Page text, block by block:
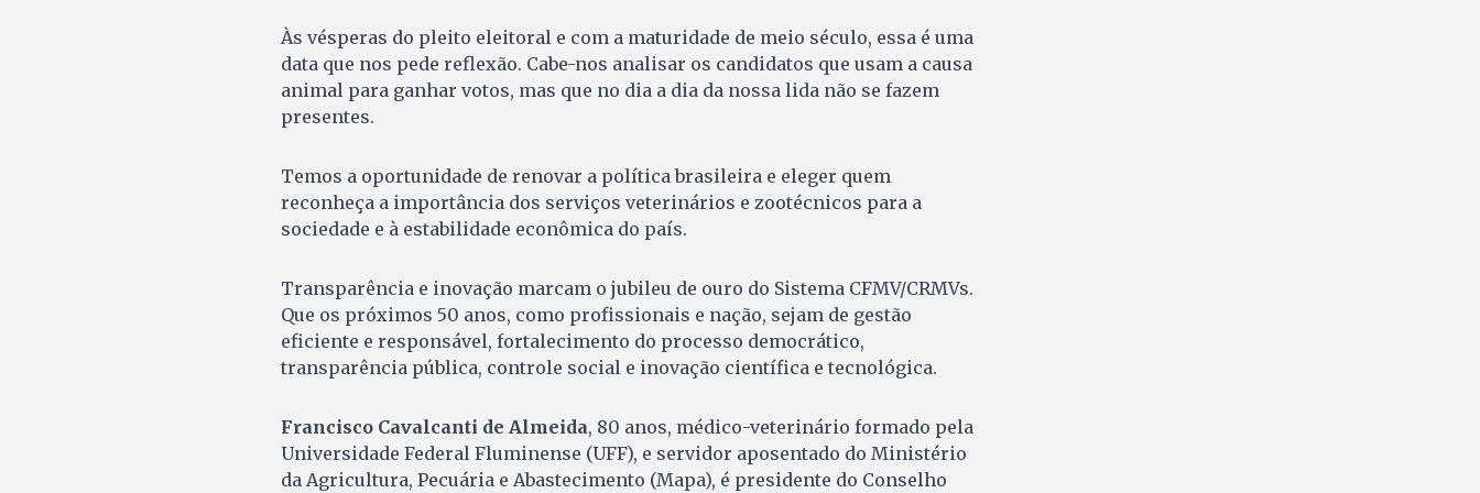
Às vésperas do pleito eleitoral e com a maturidade de meio século, essa é uma
data que nos pede reflexão. Cabe-nos analisar os candidatos que usam a causa
animal para ganhar votos, mas que no dia a dia da nossa lida não se fazem
presentes.
Temos a oportunidade de renovar a política brasileira e eleger quem
reconheça a importância dos serviços veterinários e zootécnicos para a
sociedade e à estabilidade econômica do país.
Transparência e inovação marcam o jubileu de ouro do Sistema CFMV/CRMVs.
Que os próximos 50 anos, como profissionais e nação, sejam de gestão
eficiente e responsável, fortalecimento do processo democrático,
transparência pública, controle social e inovação científica e tecnológica.
Francisco Cavalcanti de Almeida, 80 anos, médico-veterinário formado pela
Universidade Federal Fluminense (UFF), e servidor aposentado do Ministério
da Agricultura, Pecuária e Abastecimento (Mapa), é presidente do Conselho